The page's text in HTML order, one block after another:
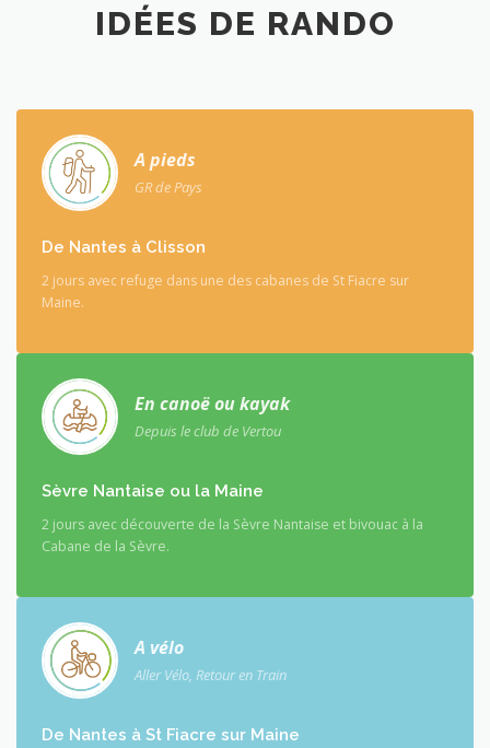
IDÉES DE RANDO
A pieds
GR de Pays
De Nantes à Clisson
2 jours avec refuge dans une des cabanes de St Fiacre sur
Maine.
En canoë ou kayak
Depuis le club de Vertou
Sèvre Nantaise ou la Maine
2 jours avec découverte de la Sèvre Nantaise et bivouac à la
Cabane de la Sèvre.
A vélo
Aller Vélo, Retour en Train
De Nantes à St Fiacre sur Maine